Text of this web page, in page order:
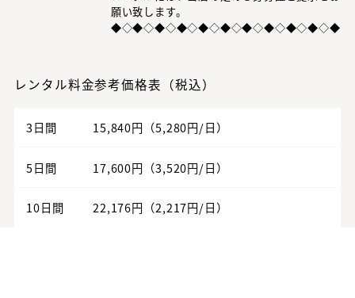
願い致します。
◆◇◆◇◆◇◆◇◆◇◆◇◆◇◆◇◆◇◆◇◆
レンタル料金参考価格表（税込）
3日間 15,840円（5,280円/日）
5日間 17,600円（3,520円/日）
10日間 22,176円（2,217円/日）